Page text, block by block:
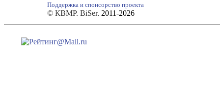
Поддержка и спонсорство проекта
© КВМР. BiSer. 2011-2026